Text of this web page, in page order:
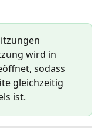
wird in
sodass
gleichzeitig
ist.